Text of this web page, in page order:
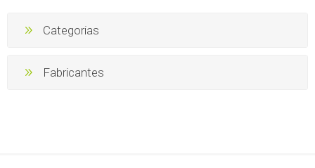
Categorias
Fabricantes